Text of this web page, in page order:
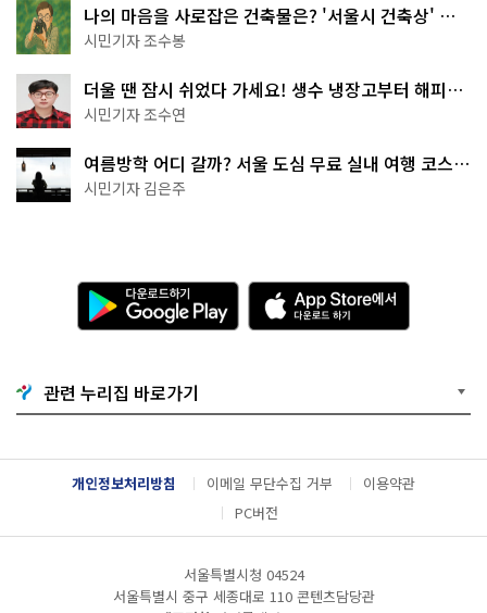
나의 마음을 사로잡은 건축물은? '서울시 건축상' 수
상작 공개!
시민기자 조수봉
더울 땐 잠시 쉬었다 가세요! 생수 냉장고부터 해피소
·무더위쉼터까지
시민기자 조수연
여름방학 어디 갈까? 서울 도심 무료 실내 여행 코스
추천
시민기자 김은주
다
운
로
기
G
o
g
l
e
l
A
p
p
e
서
다
운
드
관련 누리집 바로가기
개인정보처리방침 이메일 무단수집 거부
이용약관
PC버전
서울특별시청 04524
서울특별시 중구 세종대로 110 콘텐츠담당관